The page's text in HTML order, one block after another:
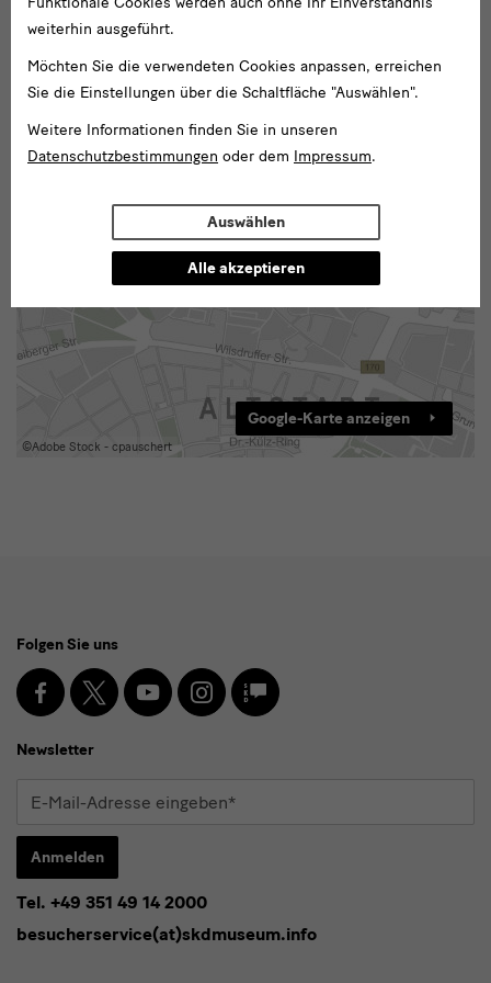
Rüstkammer
Taschenberg
2
Dresden
Google-Karte anzeigen
weiterhin ausgeführt.
Möchten Sie die verwendeten Cookies anpassen, erreichen
Sie die Einstellungen über die Schaltfläche "Auswählen".
Weitere Informationen finden Sie in unseren
Datenschutzbestimmungen oder dem Impressum.
Auswählen
Alle akzeptieren
Media
und
Newsletter
Folgen Sie uns
Facebook
X YoutubeInstagramSKD
Blog
Newsletter
E-
Adresse
Anmelden
* Pflichtfeld
Ich stimme derDatenschutzerklärung
Tel. +49 351 49 14 2000
besucherservice(at)skdmuseum.info